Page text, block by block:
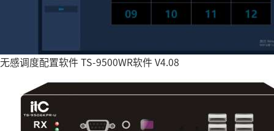
无感调度配置软件 TS-9500WR软件 V4.08